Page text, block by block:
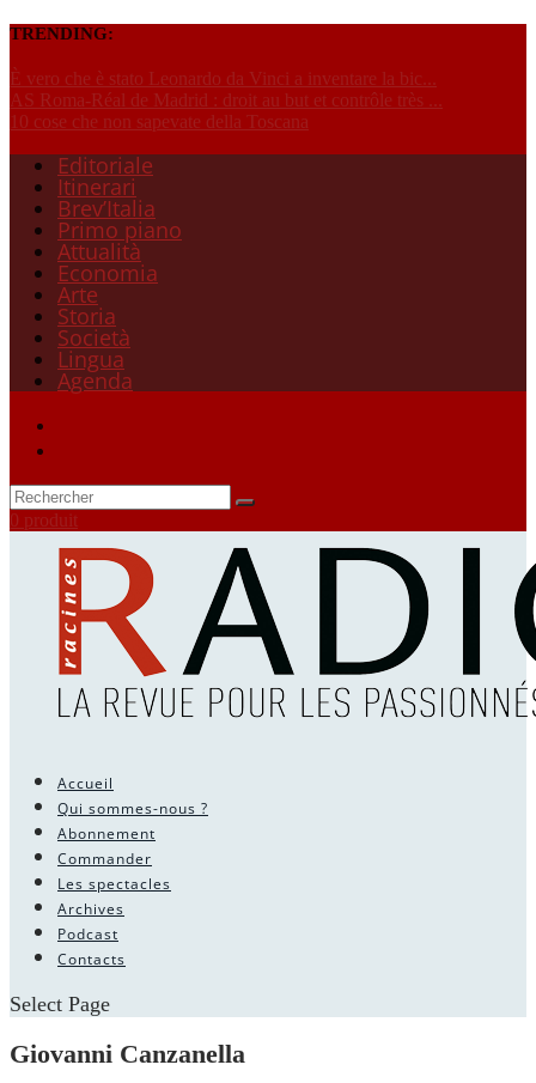
TRENDING:
È vero che è stato Leonardo da Vinci a inventare la bic...
AS Roma-Réal de Madrid : droit au but et contrôle très ...
10 cose che non sapevate della Toscana
Editoriale
Itinerari
Brev’Italia
Primo piano
Attualità
Economia
Arte
Storia
Società
Lingua
Agenda
0 produit
Accueil
Qui sommes-nous ?
Abonnement
Commander
Les spectacles
Archives
Podcast
Contacts
Select Page
Giovanni Canzanella